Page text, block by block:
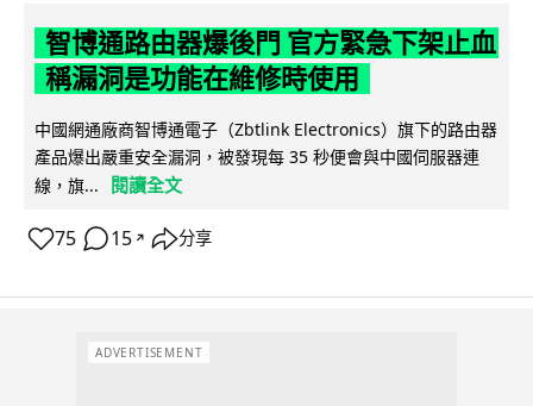
智博通路由器爆後門 官方緊急下架止血
稱漏洞是功能在維修時使用
中國網通廠商智博通電子（Zbtlink Electronics）旗下的路由器
產品爆出嚴重安全漏洞，被發現每 35 秒便會與中國伺服器連
線，旗...
閱讀全文
75 15 ↗ 分享
ADVERTISEMENT